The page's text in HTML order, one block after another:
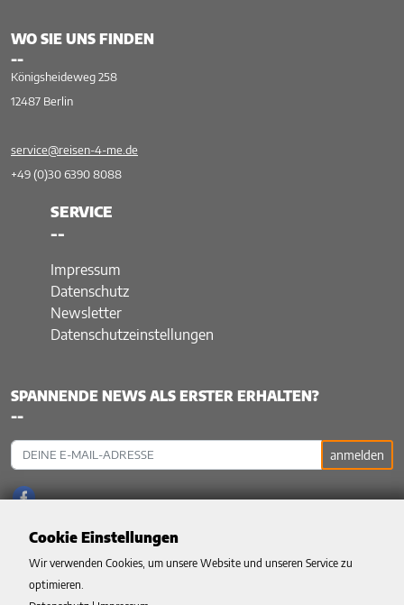
WO SIE UNS FINDEN
--
Königsheideweg 258
12487 Berlin
service@reisen-4-me.de
+49 (0)30 6390 8088
SERVICE
--
Impressum
Datenschutz
Newsletter
Datenschutzeinstellungen
SPANNENDE NEWS ALS ERSTER ERHALTEN?
--
anmelden
Cookie Einstellungen
Wir verwenden Cookies, um unsere Website und unseren Service zu
optimieren.